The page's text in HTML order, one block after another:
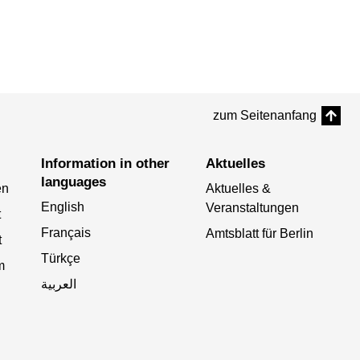
zum Seitenanfang
Information in other
languages
English
Français
Türkçe
العربية
Aktuelles
Aktuelles &
Veranstaltungen
Amtsblatt für Berlin